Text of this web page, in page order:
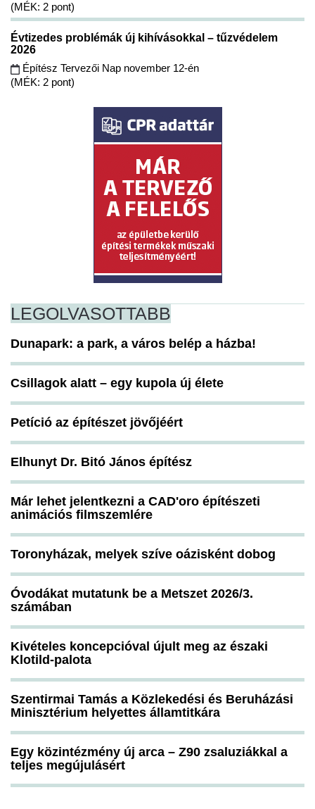
(MÉK: 2 pont)
Évtizedes problémák új kihívásokkal – tűzvédelem
2026
Építész Tervezői Nap november 12-én
(MÉK: 2 pont)
LEGOLVASOTTABB
Dunapark: a park, a város belép a házba!
Csillagok alatt – egy kupola új élete
Petíció az építészet jövőjéért
Elhunyt Dr. Bitó János építész
Már lehet jelentkezni a CAD'oro építészeti
animációs filmszemlére
Toronyházak, melyek szíve oázisként dobog
Óvodákat mutatunk be a Metszet 2026/3.
számában
Kivételes koncepcióval újult meg az északi
Klotild-palota
Szentirmai Tamás a Közlekedési és Beruházási
Minisztérium helyettes államtitkára
Egy közintézmény új arca – Z90 zsaluziákkal a
teljes megújulásért